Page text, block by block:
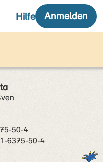
50-4
6375-50-4